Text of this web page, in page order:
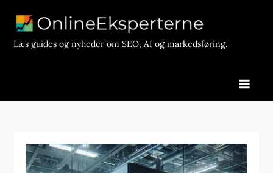
contentLæs guides og nyheder om SEO, AI og markedsføring.